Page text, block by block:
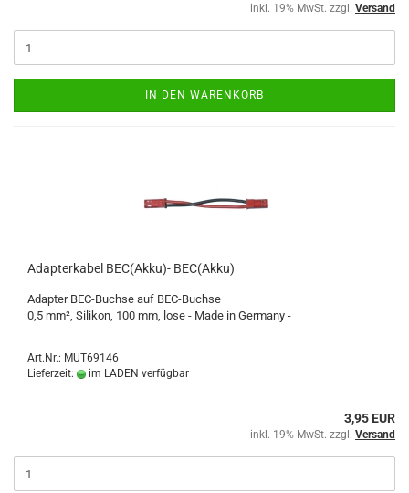
inkl. 19% MwSt. zzgl. Versand
IN DEN WARENKORB
Adapterkabel BEC(Akku)- BEC(Akku)
Adapter BEC-Buchse auf BEC-Buchse
0,5 mm², Silikon, 100 mm, lose - Made in Germany -
Art.Nr.: MUT69146
Lieferzeit:
im LADEN verfügbar
3,95 EUR
inkl. 19% MwSt. zzgl. Versand